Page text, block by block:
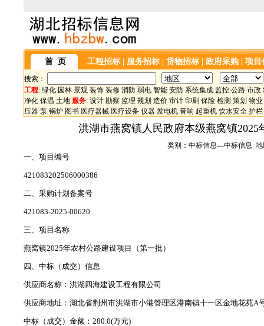
首 页 工程招标 服务招标 货物招标 政府采购 项目
搜索：
工程: 绿化 园林 景观 装饰 装修 消防 弱电 智能 安防 系统集成 监控 公路 市政
净化 保温 土地 服务: 设计 勘察 监理 规划 造价 审计 印刷 保险 检测 策划 物业
压器 泵 锅炉 图书 医疗器械 医疗设备 仪器 发电机 音响 起重机 饮水安全 护栏
洪湖市燕窝镇人民政府本级燕窝镇
类别：中标信息---中标信息
一、项目编号
421083202506000386
二、采购计划备案号
421083-2025-00620
三、项目名称
燕窝镇2025年农村公路建设项目（第一批）
四、中标（成交）信息
供应商名称：洪湖四海建设工程有限公司
供应商地址：湖北省荆州市洪湖市小港管理区港南镇十一区金地花苑A
中标（成交）金额：280.0(万元)